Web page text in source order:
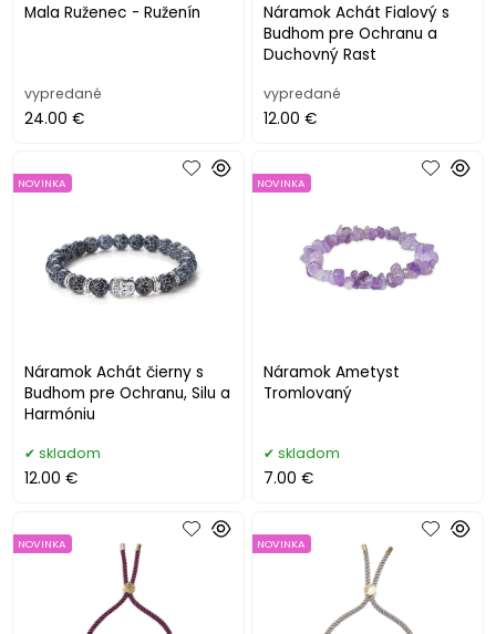
Mala Ruženec - Ruženín
vypredané
24.00 €
Náramok Achát Fialový s
Budhom pre Ochranu a
Duchovný Rast
vypredané
12.00 €
Náramok Achát čierny s
Budhom pre Ochranu, Silu a
Harmóniu
NOVINKA
skladom
12.00 €
Náramok Ametyst
Tromlovaný
NOVINKA
skladom
7.00 €
NOVINKA NOVINKA